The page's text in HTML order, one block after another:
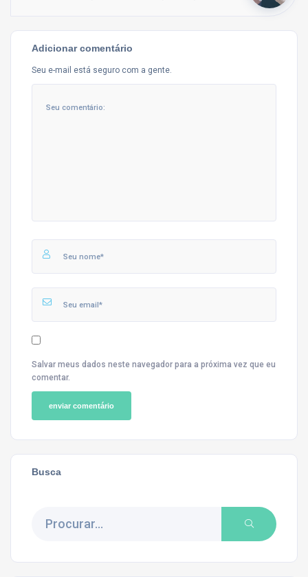
Adicionar comentário
Seu e-mail está seguro com a gente.
Salvar meus dados neste navegador para a próxima vez que eu
comentar.
Busca